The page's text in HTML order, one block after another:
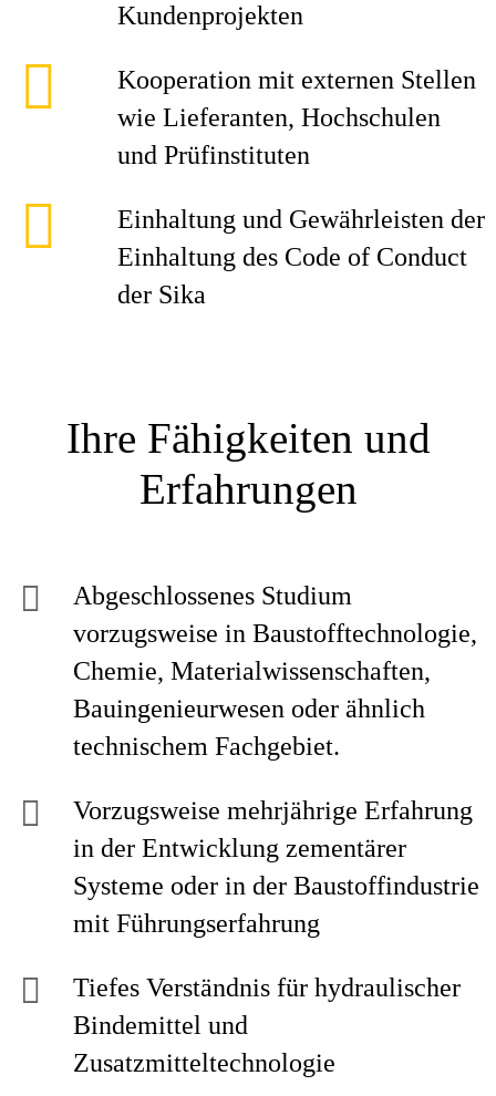
Kundenprojekten
Kooperation mit externen Stellen
wie Lieferanten, Hochschulen
und Prüfinstituten
Einhaltung und Gewährleisten der
Einhaltung des Code of Conduct
der Sika
Ihre Fähigkeiten und
Erfahrungen
Abgeschlossenes Studium
vorzugsweise in Baustofftechnologie,
Chemie, Materialwissenschaften,
Bauingenieurwesen oder ähnlich
technischem Fachgebiet.
Vorzugsweise mehrjährige Erfahrung
in der Entwicklung zementärer
Systeme oder in der Baustoffindustrie
mit Führungserfahrung
Tiefes Verständnis für hydraulischer
Bindemittel und
Zusatzmitteltechnologie